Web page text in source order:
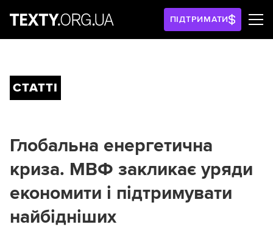
ПІДТРИМАТИ
СТАТТІ
Глобальна енергетична
криза. МВФ закликає уряди
економити і підтримувати
найбідніших